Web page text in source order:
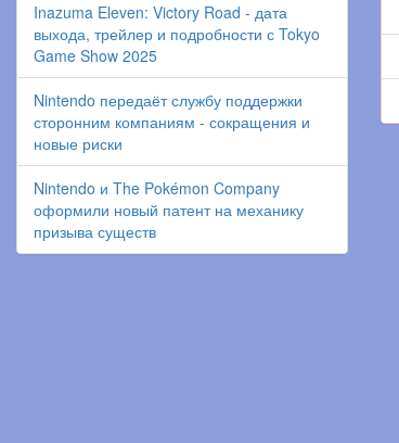
Inazuma Eleven: Victory Road - дата
выхода, трейлер и подробности с Tokyo
Game Show 2025
Nintendo передаёт службу поддержки
сторонним компаниям - сокращения и
новые риски
Nintendo и The Pokémon Company
оформили новый патент на механику
призыва существ